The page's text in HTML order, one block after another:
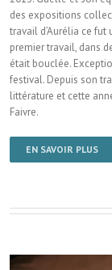
des expositions
travail d’Aurélia ce fut
premier travail, dans
était bouclée.
festival. Depuis son
littérature et cette
Faivre.
EN SAVOIR PLUS